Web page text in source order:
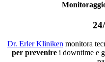
Dr. Erler Kliniken monitora
per prevenire i downtime e